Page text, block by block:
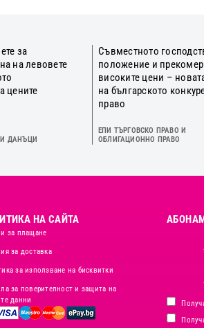
за
на левовете
цените
И ДАНЪЦИ
Съвместното
положение и
високите цени –
на българското
право
ЕПИ ТЪРГОВСКО ПРАВО И
ОБЛИГАЦИОННО ПРАВО
НА САЙТА
за плащане
за доставка
за използване на бисквитки
за поверителност и защита на
данни